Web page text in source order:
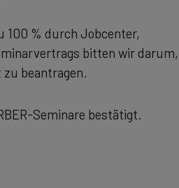
100 % durch Jobcenter,
bitten wir darum,
beantragen.
Seminare bestätigt.